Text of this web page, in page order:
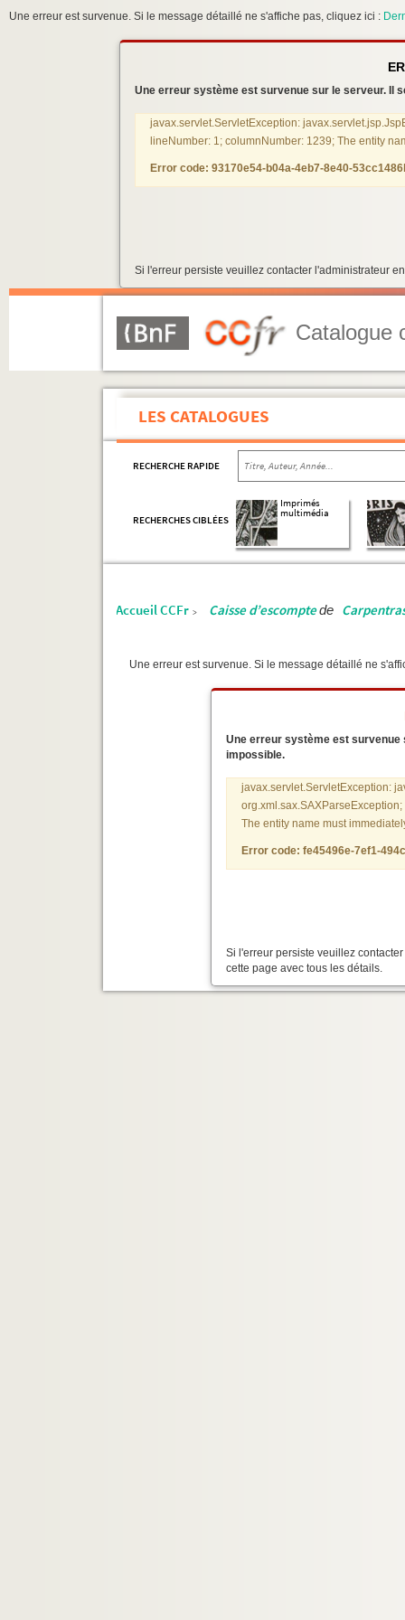
Une erreur est survenue. Si le message détaillé ne s'affiche pas, cliquez ici :
Une erreur système est survenue sur le serveur. Il
javax.servlet.ServletException:
lineNumber: 1; columnNumber: 1239; The entity
Error code: 93170e54-b04a-4eb7-8e40-
Si l'erreur persiste veuillez contacter l'administrateur
Catalogue
LES CATALOGUES
RECHERCHE RAPIDE
RECHERCHES CIBLÉES
Imprimés
multimédia
Accueil CCFr > Caisse d’escomptede
Une erreur est survenue. Si le message détaillé ne
Une erreur système est survenue
impossible.
javax.servlet.ServletException:
The entity name must
Error code: fe45496e-7ef1-
Si l'erreur persiste veuillez
cette page avec tous les détails.